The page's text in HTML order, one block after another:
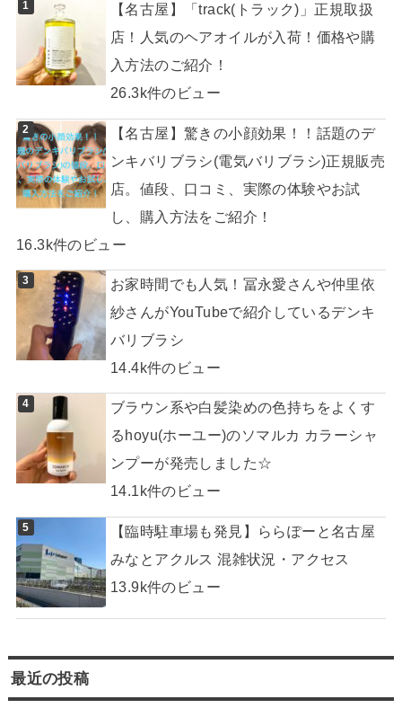
【名古屋】「track(トラック)」正規取扱
店！人気のヘアオイルが入荷！価格や購
入方法のご紹介！
26.3k件のビュー
【名古屋】驚きの小顔効果！！話題のデ
ンキバリブラシ(電気バリブラシ)正規販売
店。値段、口コミ、実際の体験やお試
し、購入方法をご紹介！
16.3k件のビュー
お家時間でも人気！冨永愛さんや仲里依
紗さんがYouTubeで紹介しているデンキ
バリブラシ
14.4k件のビュー
ブラウン系や白髪染めの色持ちをよくす
るhoyu(ホーユー)のソマルカ カラーシャ
ンプーが発売しました☆
14.1k件のビュー
【臨時駐車場も発見】ららぽーと名古屋
みなとアクルス 混雑状況・アクセス
13.9k件のビュー
最近の投稿